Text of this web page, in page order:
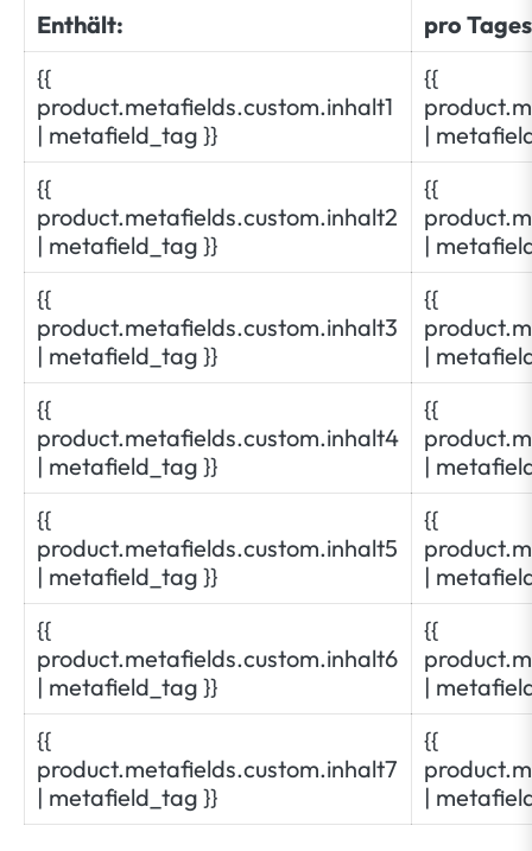
Enthält:
pro
{{
product.metafields.custom.inhalt1
| metafield_tag }}
{{
|
{{
product.metafields.custom.inhalt2
| metafield_tag }}
{{
|
{{
product.metafields.custom.inhalt3
| metafield_tag }}
{{
|
{{
product.metafields.custom.inhalt4
| metafield_tag }}
{{
|
{{
product.metafields.custom.inhalt5
| metafield_tag }}
{{
|
{{
product.metafields.custom.inhalt6
| metafield_tag }}
{{
|
{{
product.metafields.custom.inhalt7
| metafield_tag }}
{{
|